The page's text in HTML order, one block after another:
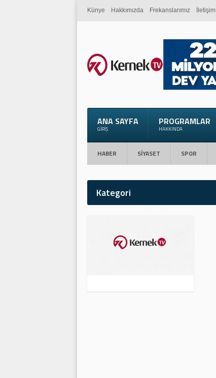
Künye Hakkımızda Frekanslarımız İletişim
ANA SAYFA
GIRIŞ
PROGRAMLAR
HAKKINDA
HABER SİYASET SPOR
Kategori